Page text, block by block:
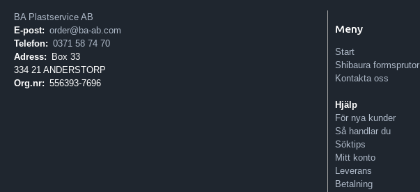
BA Plastservice AB
E-post: order@ba-ab.com
Telefon: 0371 58 74 70
Adress: Box 33
334 21 ANDERSTORP
Org.nr: 556393-7696
Meny
Start
Shibaura formsprutor
Kontakta oss
Hjälp
För nya kunder
Så handlar du
Söktips
Mitt konto
Leverans
Betalning